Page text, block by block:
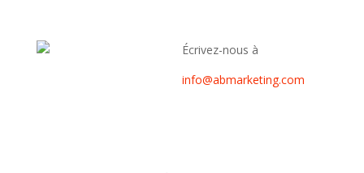
Écrivez-nous à
info@abmarketing.com